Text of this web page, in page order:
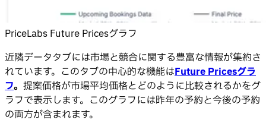
PriceLabs Future Pricesグラフ
近隣データタブには市場と競合に関する豊富な情報が集約さ
れています。このタブの中心的な機能はFuture Pricesグラ
フ。 提案価格が市場平均価格とどのように比較されるかをグ
ラフで表示します。このグラフには昨年の予約と今後の予約
の両方が含まれます。